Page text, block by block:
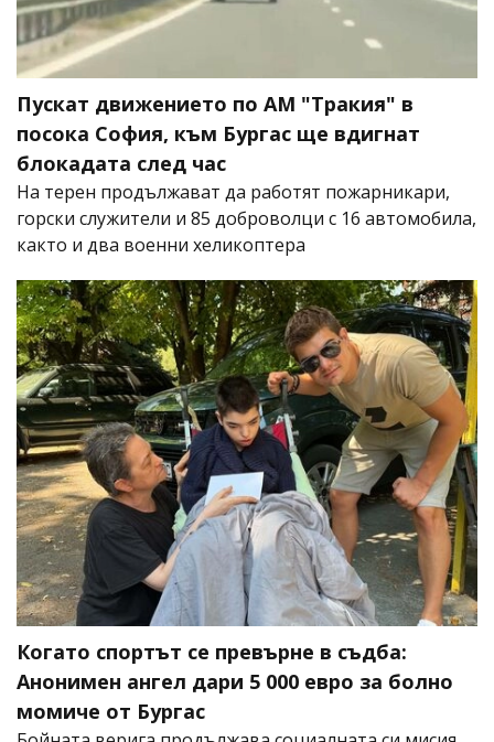
Пускат движението по АМ "Тракия" в
посока София, към Бургас ще вдигнат
блокадата след час
На терен продължават да работят пожарникари,
горски служители и 85 доброволци с 16 автомобила,
както и два военни хеликоптера
Когато спортът се превърне в съдба:
Анонимен ангел дари 5 000 евро за болно
момиче от Бургас